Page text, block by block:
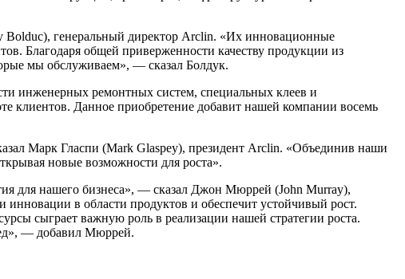
Bolduc), генеральный директор Arclin. «Их инновационные
Благодаря общей приверженности качеству продукции из
мы обслуживаем», — сказал Болдук.
инженерных ремонтных систем, специальных клеев и
клиентов. Данное приобретение добавит нашей компании восемь
Марк Гласпи (Mark Glaspey), президент Arclin. «Объединив наши
новые возможности для роста».
для нашего бизнеса», — сказал Джон Мюррей (John Murray),
в области продуктов и обеспечит устойчивый рост.
сыграет важную роль в реализации нашей стратегии роста.
— добавил Мюррей.